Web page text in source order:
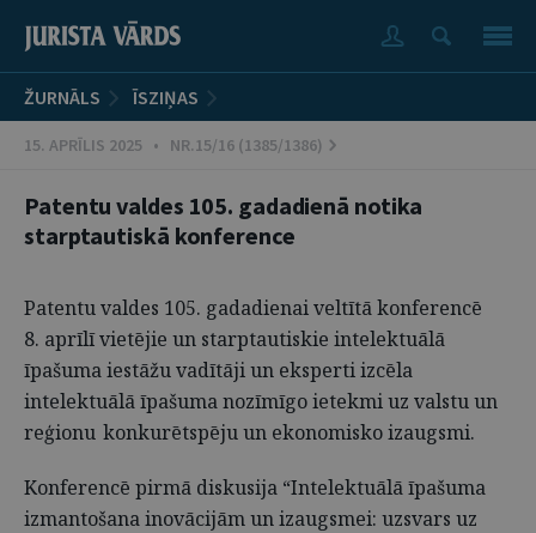
ŽURNĀLS ĪSZIŅAS
15. APRĪLIS 2025 • NR.15/16 (1385/1386)
Patentu valdes 105. gadadienā notika
starptautiskā konference
Patentu valdes 105. gadadienai veltītā konferencē
8. aprīlī vietējie un starptautiskie intelektuālā
īpašuma iestāžu vadītāji un eksperti izcēla
intelektuālā īpašuma nozīmīgo ietekmi uz valstu un
reģionu konkurētspēju un ekonomisko izaugsmi.
Konferencē pirmā diskusija “Intelektuālā īpašuma
izmantošana inovācijām un izaugsmei: uzsvars uz